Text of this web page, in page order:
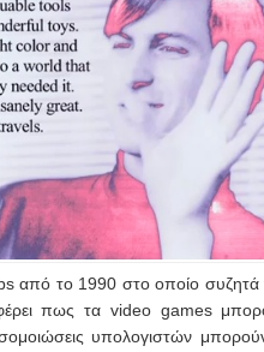
από το 1990 στο οποίο συζητά
πως τα video games
υπολογιστών